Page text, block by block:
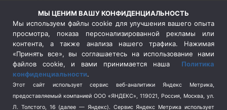
(510)
Сельское хозяйство (3)
Социальная политика
(3)
Спецоперация в Украине
Спецоперация на Украине
(404)
Спорт (740)
Терроризм (1)
МЫ ЦЕНИМ ВАШУ КОНФИДЕНЦИАЛЬНОСТЬ
Мы используем файлы cookie для улучшения вашего опыта
просмотра, показа персонализированной рекламы или
контента, а также анализа нашего трафика. Нажимая
«Принять все», вы соглашаетесь на использование нами
файлов cookie, и вами принимается наша Политика
конфиденциальности.
Этот сайт использует сервис веб-аналитики Яндекс Метрика,
предоставляемый компанией ООО «ЯНДЕКС», 119021, Россия, Москва, ул.
Л. Толстого, 16 (далее — Яндекс). Сервис Яндекс Метрика использует